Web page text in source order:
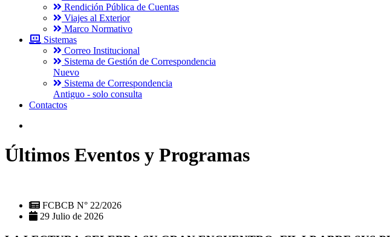
Rendición Pública de Cuentas
Viajes al Exterior
Marco Normativo
Sistemas
Correo Institucional
Sistema de Gestión de Correspondencia
Nuevo
Sistema de Correspondencia
Antiguo - solo consulta
Contactos
Últimos Eventos y Programas
FCBCB N° 22/2026
29 Julio de 2026